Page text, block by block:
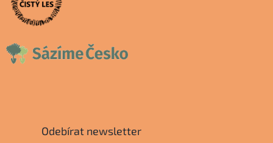
Odebírat newsletter